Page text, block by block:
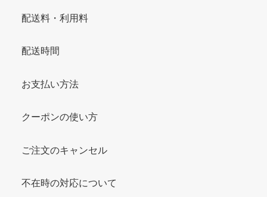
配送料・利用料
配送時間
お支払い方法
クーポンの使い方
ご注文のキャンセル
不在時の対応について